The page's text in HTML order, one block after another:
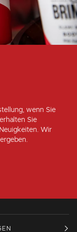
wenn Sie
Sie
Wir